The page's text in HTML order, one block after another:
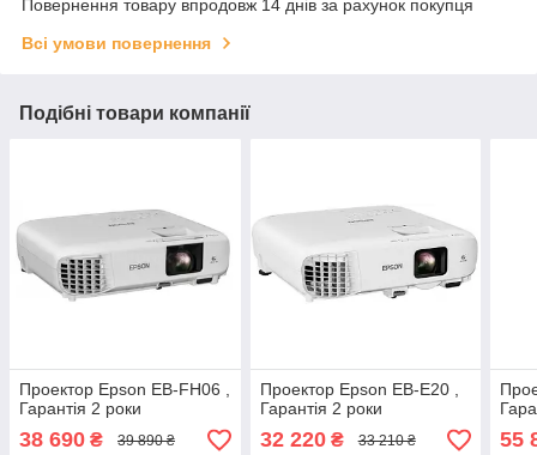
Повернення товару впродовж 14 днів за рахунок покупця
Всі умови повернення
Подібні товари компанії
Проектор Epson EB-FH06 ,
Гарантія 2 роки
38 690 ₴ 39 890 ₴
Проектор Epson EB-E20 ,
Гарантія 2 роки
32 220₴ 33 210 ₴ 55